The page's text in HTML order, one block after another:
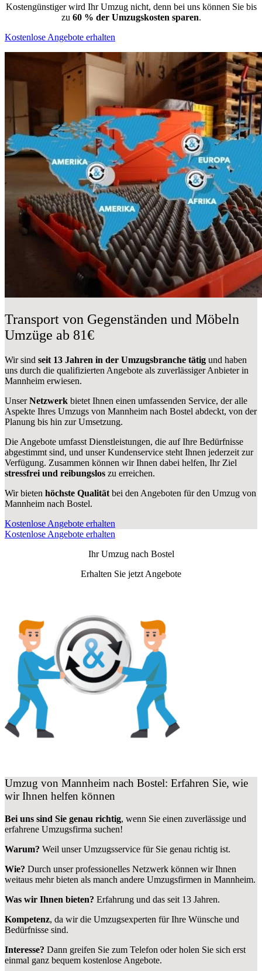
Kostengünstiger wird Ihr Umzug nicht, denn bei uns können Sie bis
zu 60 % der Umzugskosten sparen.
Kostenlose Angebote erhalten
Transport von Gegenständen und Möbeln
Umzüge ab 81€
Wir sind seit 13 Jahren in der Umzugsbranche tätig und haben
uns durch die qualifizierten Angebote als zuverlässiger Anbieter in
Mannheim erwiesen.
UnserNetzwerk bietet Ihnen einen umfassenden Service, der alle
Aspekte Ihres Umzugs von Mannheim nach Bostel abdeckt, von der
Planung bis hin zur Umsetzung.
Die Angebote umfasst Dienstleistungen, die auf Ihre Bedürfnisse
abgestimmt sind, und unser Kundenservice steht Ihnen jederzeit zur
Verfügung. Zusammen können wir Ihnen dabei helfen, Ihr Ziel
stressfrei und reibungslos zu erreichen.
Wir bieten höchste Qualität bei den Angeboten für den Umzug von
Mannheim nach Bostel.
Kostenlose Angebote erhalten
Kostenlose Angebote erhalten
Ihr Umzug nach Bostel
Erhalten Sie jetzt Angebote
Umzug von Mannheim nach Bostel: Erfahren Sie, wie
wir Ihnen helfen können
Bei uns sind Sie genau richtig, wenn Sie einen zuverlässige und
erfahrene Umzugsfirma suchen!
Warum? Weil unser Umzugsservice für Sie genau richtig ist.
Wie? Durch unser professionelles Netzwerk können wir Ihnen
weitaus mehr bieten als manch andere Umzugsfirmen in Mannheim.
Was wir Ihnen bieten? Erfahrung und das seit 13 Jahren.
Kompetenz, da wir die Umzugsexperten für Ihre Wünsche und
Bedürfnisse sind.
Interesse? Dann greifen Sie zum Telefon oder holen Sie sich erst
einmal ganz bequem kostenlose Angebote.